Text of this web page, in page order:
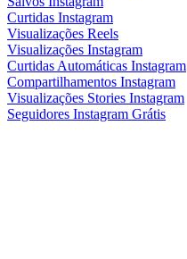
Curtidas Instagram
Visualizações Reels
Visualizações Instagram
Curtidas Automáticas Instagram
Compartilhamentos Instagram
Visualizações Stories Instagram
Seguidores Instagram Grátis